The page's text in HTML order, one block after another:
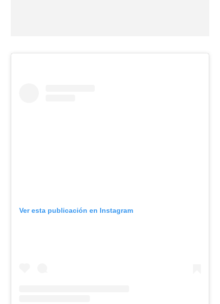
Ver esta publicación en Instagram